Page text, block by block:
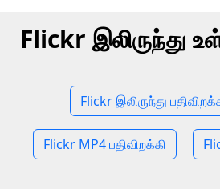
Flickr இலிருந்து
Flickr இலிருந்து
Flickr MP4 பதிவிறக்கி